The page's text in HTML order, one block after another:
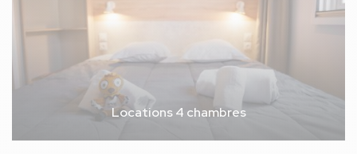
Locations 4 chambres